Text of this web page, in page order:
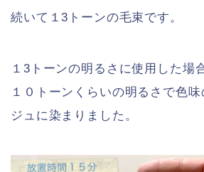
続いて１3トーンの毛束です。
１3トーンの明るさに使用した場
１０トーンくらいの明るさで色
ジュに染まりました。